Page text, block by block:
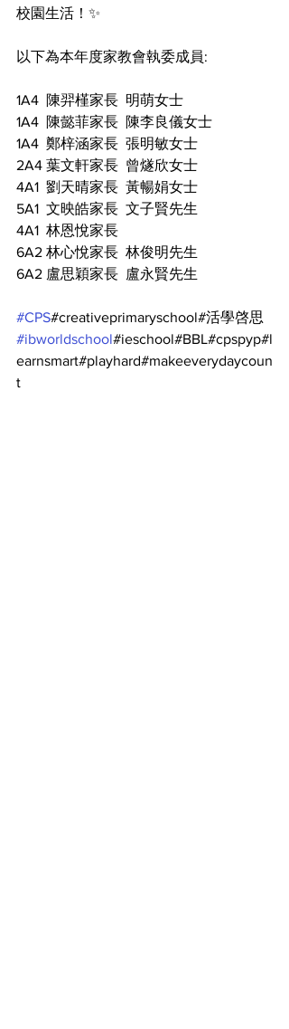
校園生活！✨
以下為本年度家教會執委成員:
1A4  陳羿槿家長  明萌女士
1A4  陳懿菲家長  陳李良儀女士
1A4  鄭梓涵家長  張明敏女士
2A4 葉文軒家長  曾燧欣女士
4A1  劉天晴家長  黃暢娟女士
5A1  文映皓家長  文子賢先生
4A1  林恩悅家長
6A2 林心悅家長  林俊明先生
6A2 盧思穎家長  盧永賢先生
#CPS#creativeprimaryschool#活學啓思
#ibworldschool#ieschool#BBL#cpspyp#l
earnsmart#playhard#makeeverydaycoun
t